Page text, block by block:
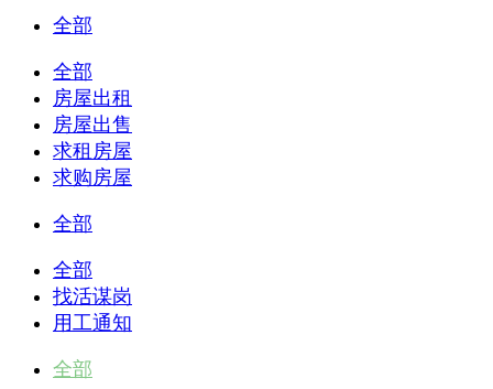
全部
全部
房屋出租
房屋出售
求租房屋
求购房屋
全部
全部
找活谋岗
用工通知
全部